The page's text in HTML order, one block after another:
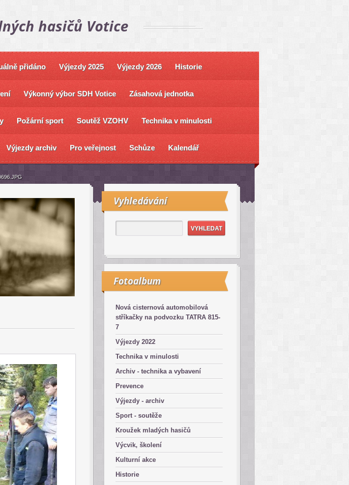
hasičů Votice
přidáno Výjezdy 2025 Výjezdy 2026 Historie
Výkonný výbor SDH Votice Zásahová jednotka
Požární sport Soutěž VZOHV Technika v minulosti
Výjezdy archiv Pro veřejnost Schůze Kalendář
Vyhledávání
Fotoalbum
Nová cisternová automobilová
stříkačky na podvozku TATRA 815-
7
Výjezdy 2022
Technika v minulosti
Archiv - technika a vybavení
Prevence
Výjezdy - archiv
Sport - soutěže
Kroužek mladých hasičů
Výcvik, školení
Kulturní akce
Historie